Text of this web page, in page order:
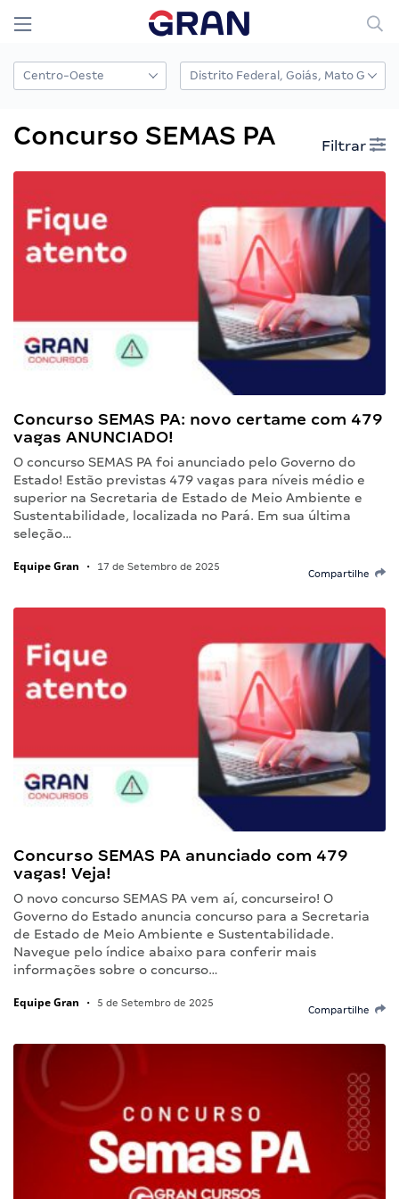
Concurso SEMAS PA Filtrar
Concurso SEMAS PA: novo certame com 479
vagas ANUNCIADO!
O concurso SEMAS PA foi anunciado pelo Governo do
Estado! Estão previstas 479 vagas para níveis médio e
superior na Secretaria de Estado de Meio Ambiente e
Sustentabilidade, localizada no Pará. Em sua última
seleção…
Equipe Gran • 17 de Setembro de 2025
Compartilhe
Concurso SEMAS PA anunciado com 479
vagas! Veja!
O novo concurso SEMAS PA vem aí, concurseiro! O
Governo do Estado anuncia concurso para a Secretaria
de Estado de Meio Ambiente e Sustentabilidade.
Navegue pelo índice abaixo para conferir mais
informações sobre o concurso…
Equipe Gran • 5 de Setembro de 2025
Compartilhe